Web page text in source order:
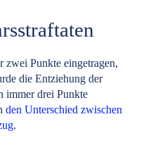
zwei Punkte eingetragen,
die Entziehung der
immer drei Punkte
den Unterschied zwischen
.